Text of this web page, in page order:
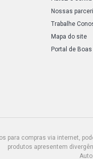
Nossas
Trabalhe
Mapa do site
Portal de
para compras via internet,
produtos apresentem